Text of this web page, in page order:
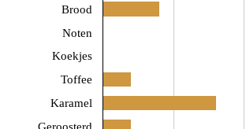
Brood
Noten
Koekjes
Toffee
Karamel